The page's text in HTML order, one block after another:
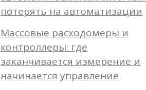
потерять на автоматизации
Массовые расходомеры и
контроллеры: где
заканчивается измерение и
начинается управление